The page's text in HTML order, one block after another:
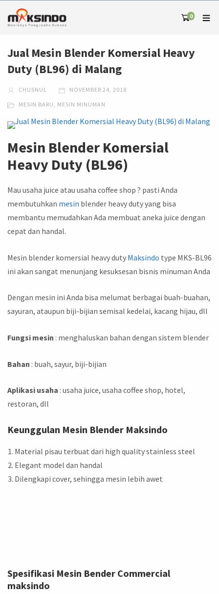
0
Jual Mesin Blender Komersial Heavy
Duty (BL96) di Malang
CHUSNUL NOVEMBER 24, 2018
MESIN BARU, MESIN MINUMAN
Mesin Blender Komersial
Heavy Duty (BL96)
Mau usaha juice atau usaha coffee shop ? pasti Anda
membutuhkan mesin blender heavy duty yang bisa
membantu memudahkan Ada membuat aneka juice dengan
cepat dan handal.
Mesin blender komersial heavy duty Maksindo type MKS-BL96
ini akan sangat menunjang kesuksesan bisnis minuman Anda
Dengan mesin ini Anda bisa melumat berbagai buah-buahan,
sayuran, ataupun biji-bijian semisal kedelai, kacang hijau, dll
Fungsi mesin : menghaluskan bahan dengan sistem blender
Bahan : buah, sayur, biji-bijian
Aplikasi usaha : usaha juice, usaha coffee shop, hotel,
restoran, dll
Keunggulan Mesin Blender Maksindo
Material pisau terbuat dari high quality stainless steel
Elegant model dan handal
Dilengkapi cover, sehingga mesin lebih awet
Spesifikasi Mesin Bender Commercial
maksindo